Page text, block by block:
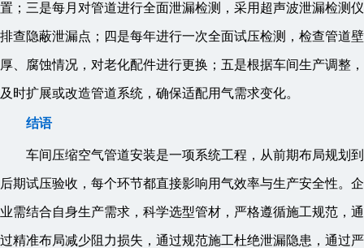
置；三是每月对管道进行全面泄漏检测，采用超声波泄漏检测仪
排查隐蔽泄漏点；四是每年进行一次全面试压检测，检查管道壁
厚、腐蚀情况，对老化配件进行更换；五是根据车间生产调整，
及时扩展或改造管道系统，确保适配用气需求变化。
结语
车间压缩空气管道安装是一项系统工程，从前期布局规划到
后期试压验收，每个环节都直接影响用气效率与生产安全性。企
业需结合自身生产需求，科学选型管材，严格遵循施工规范，通
过精准布局减少阻力损失，通过规范施工杜绝泄漏隐患，通过严